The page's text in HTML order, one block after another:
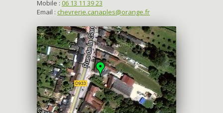
Mobile : 06 13 11 39 23
Email : chevrerie.canaples@orange.fr